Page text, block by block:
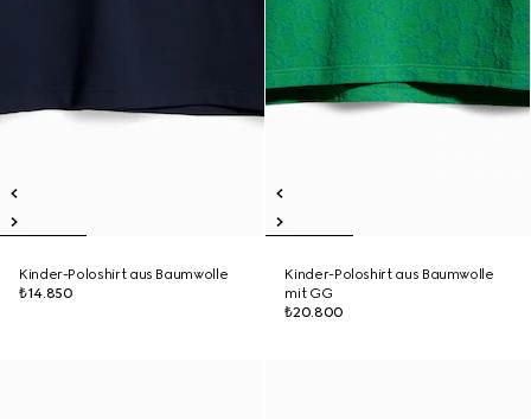
Kinder-Poloshirt aus Baumwolle
₺14.850
Kinder-Poloshirt aus Baumwolle
mit GG
₺20.800